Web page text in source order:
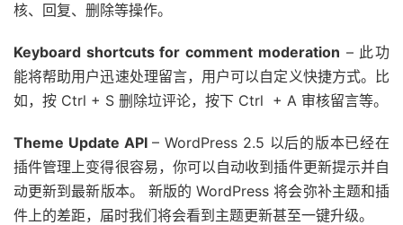
核、回复、删除等操作。
Keyboard shortcuts for comment moderation – 此功
能将帮助用户迅速处理留言，用户可以自定义快捷方式。比
如，按 Ctrl + S 删除垃评论，按下 Ctrl + A 审核留言等。
Theme Update API– WordPress 2.5 以后的版本已经在
插件管理上变得很容易，你可以自动收到插件更新提示并自
动更新到最新版本。 新版的 WordPress 将会弥补主题和插
件上的差距，届时我们将会看到主题更新甚至一键升级。